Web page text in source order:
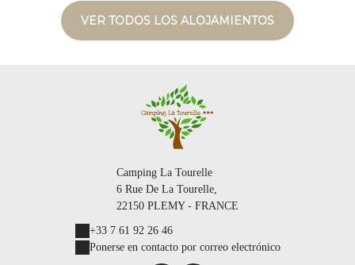
VER TODOS LOS ALOJAMIENTOS
Camping La Tourelle
6 Rue De La Tourelle,
22150 PLEMY - FRANCE
+33 7 61 92 26 46
Ponerse en contacto por correo electrónico